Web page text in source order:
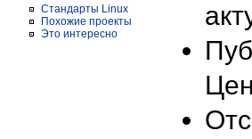
Стандарты Linux
Похожие проекты
Это интересно